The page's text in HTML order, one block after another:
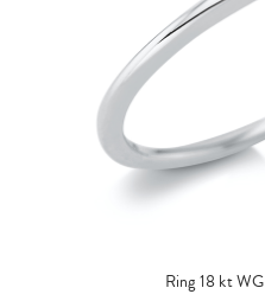
Ring 18 kt WG